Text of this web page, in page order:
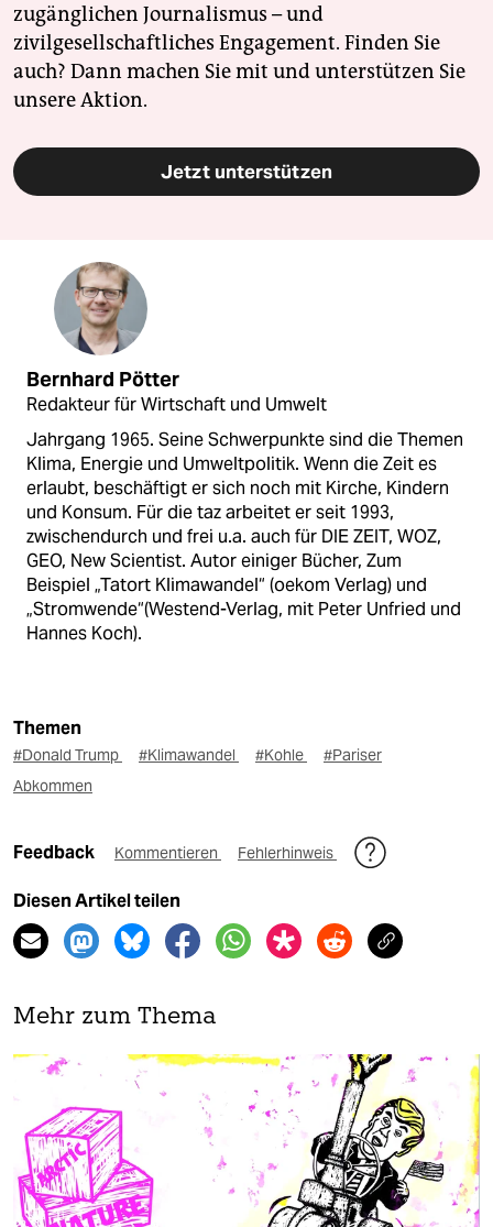
zugänglichen Journalismus – und
zivilgesellschaftliches Engagement. Finden Sie
auch? Dann machen Sie mit und unterstützen Sie
unsere Aktion.
Jetzt unterstützen
Bernhard Pötter
Redakteur für Wirtschaft und Umwelt
Jahrgang 1965. Seine Schwerpunkte sind die Themen
Klima, Energie und Umweltpolitik. Wenn die Zeit es
erlaubt, beschäftigt er sich noch mit Kirche, Kindern
und Konsum. Für die taz arbeitet er seit 1993,
zwischendurch und frei u.a. auch für DIE ZEIT, WOZ,
GEO, New Scientist. Autor einiger Bücher, Zum
Beispiel „Tatort Klimawandel“ (oekom Verlag) und
„Stromwende“(Westend-Verlag, mit Peter Unfried und
Hannes Koch).
Themen
#Donald Trump #Klimawandel #Kohle
#Pariser
Abkommen
Feedback Kommentieren Fehlerhinweis
Diesen Artikel teilen
Mehr zum Thema